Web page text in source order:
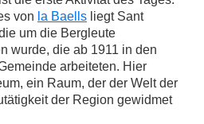
von la Baells liegt Sant
um die Bergleute
wurde, die ab 1911 in den
arbeiteten. Hier
ein Raum, der der Welt der
der Region gewidmet